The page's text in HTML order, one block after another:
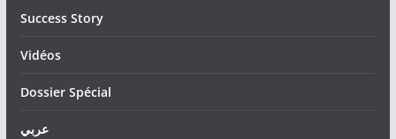
Success Story
Vidéos
Dossier Spécial
عربي